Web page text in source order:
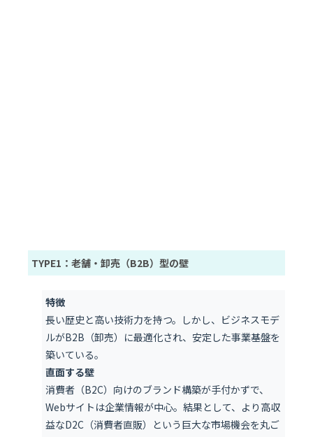
TYPE1：老舗・卸売（B2B）型の壁
特徴
長い歴史と高い技術力を持つ。しかし、ビジネスモデ
ルがB2B（卸売）に最適化され、安定した事業基盤を
築いている。
直面する壁
消費者（B2C）向けのブランド構築が手付かずで、
Webサイトは企業情報が中心。結果として、より高収
益なD2C（消費者直販）という巨大な市場機会を丸ご